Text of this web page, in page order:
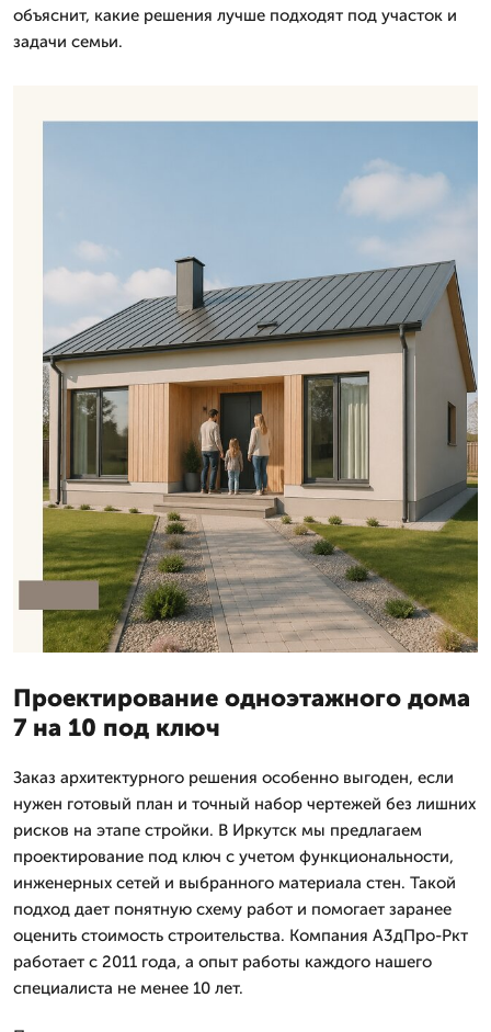
объяснит, какие решения лучше подходят под участок и
задачи семьи.
Проектирование одноэтажного дома
7 на 10 под ключ
Заказ архитектурного решения особенно выгоден, если
нужен готовый план и точный набор чертежей без лишних
рисков на этапе стройки. В Иркутск мы предлагаем
проектирование под ключ с учетом функциональности,
инженерных сетей и выбранного материала стен. Такой
подход дает понятную схему работ и помогает заранее
оценить стоимость строительства. Компания А3дПро-Ркт
работает с 2011 года, а опыт работы каждого нашего
специалиста не менее 10 лет.